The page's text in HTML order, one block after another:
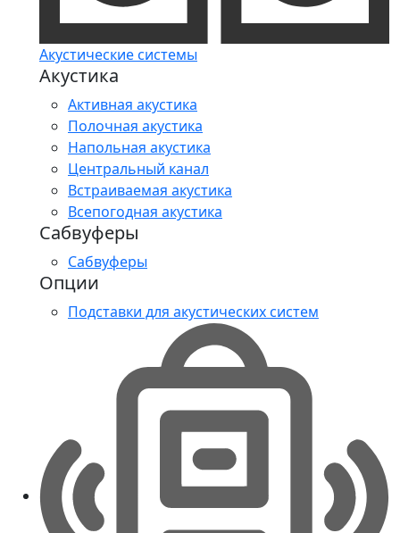
Акустические системы
Акустика
Активная акустика
Полочная акустика
Напольная акустика
Центральный канал
Встраиваемая акустика
Всепогодная акустика
Сабвуферы
Сабвуферы
Опции
Подставки для акустических систем